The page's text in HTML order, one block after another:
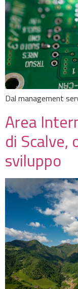
Dal management
Area
di Scalve,
sviluppo